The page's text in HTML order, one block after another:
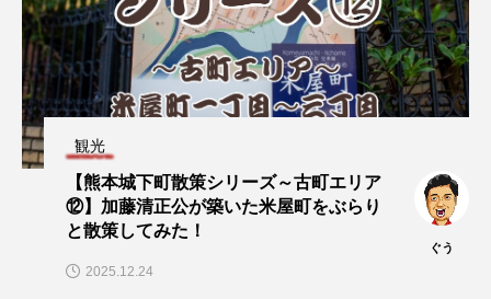
観光
【熊本城下町散策シリーズ～古町エリア
⑫】加藤清正公が築いた米屋町をぶらり
と散策してみた！
ぐう
2025.12.24